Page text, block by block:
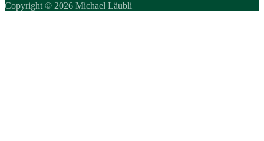
Copyright © 2026 Michael Läubli